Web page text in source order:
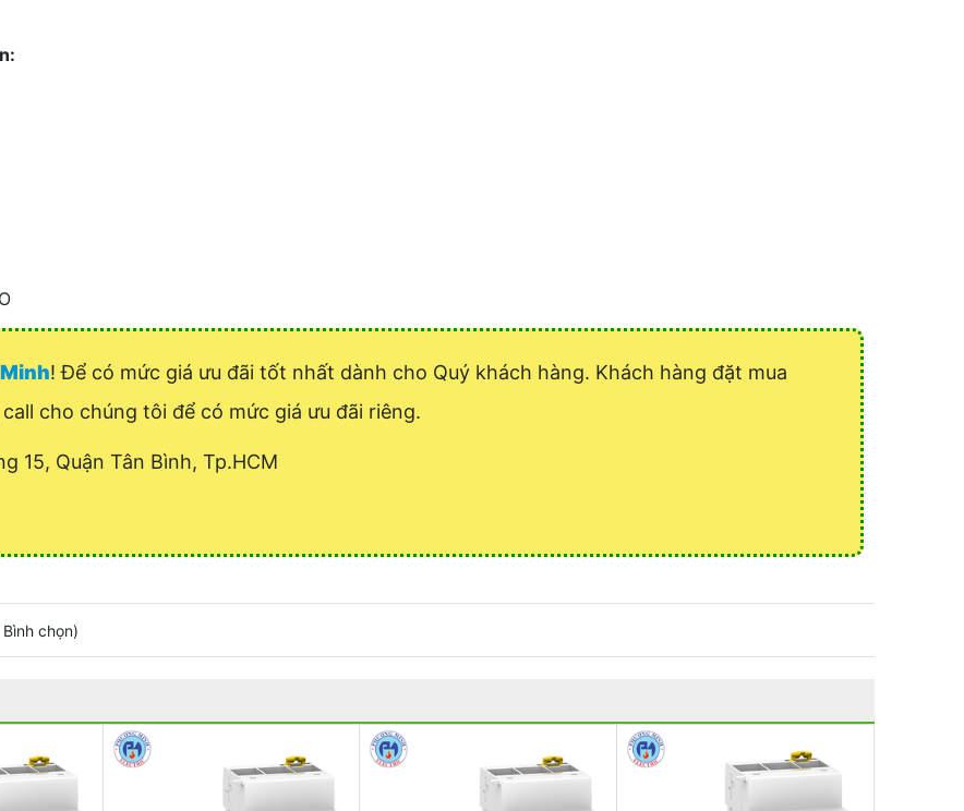
! Để có mức giá ưu đãi tốt nhất dành cho Quý khách hàng. Khách hàng đặt mua
cho chúng tôi để có mức giá ưu đãi riêng.
15, Quận Tân Bình, Tp.HCM
Bình chọn)